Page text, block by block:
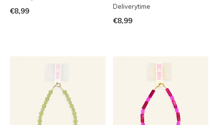
€8,99 Deliverytime
€8,99